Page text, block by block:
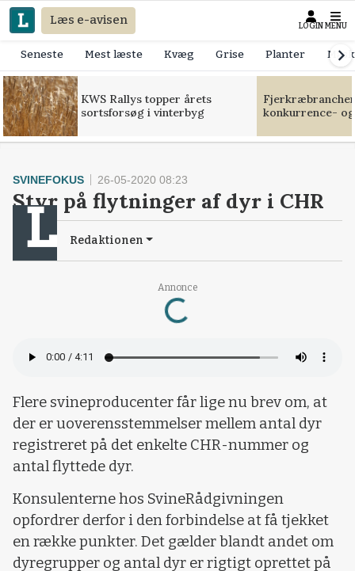
Læs e-avisen LOGIN MENU
Seneste Mest læste Kvæg Grise Planter
KWS Rallys topper årets
sortsforsøg i vinterbyg
konkurrence-
Annonce
Loading...
SVINEFOKUS 26-05-2020 08:23
Styr på flytninger af dyr i CHR
Redaktionen
Flere svineproducenter får lige nu brev om, at
der er uoverensstemmelser mellem antal dyr
registreret på det enkelte CHR-nummer og
antal flyttede dyr.
Konsulenterne hos SvineRådgivningen
opfordrer derfor i den forbindelse at få tjekket
en række punkter. Det gælder blandt andet om
dyregrupper og antal dyr er rigtigt oprettet på